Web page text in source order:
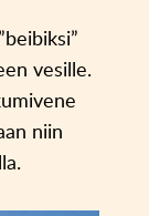
vesille.
niin